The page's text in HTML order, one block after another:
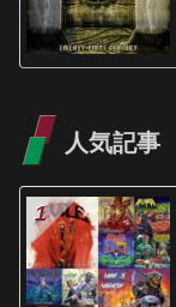
人気記事